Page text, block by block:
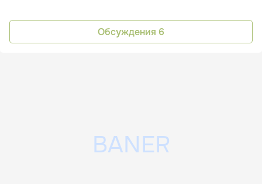
Обсуждения 6